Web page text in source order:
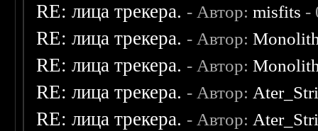
RE: лица трекера. - Автор:misfits -
RE: лица трекера. - Автор:
RE: лица трекера. - Автор:
RE: лица трекера. - Автор:
RE: лица трекера. - Автор: